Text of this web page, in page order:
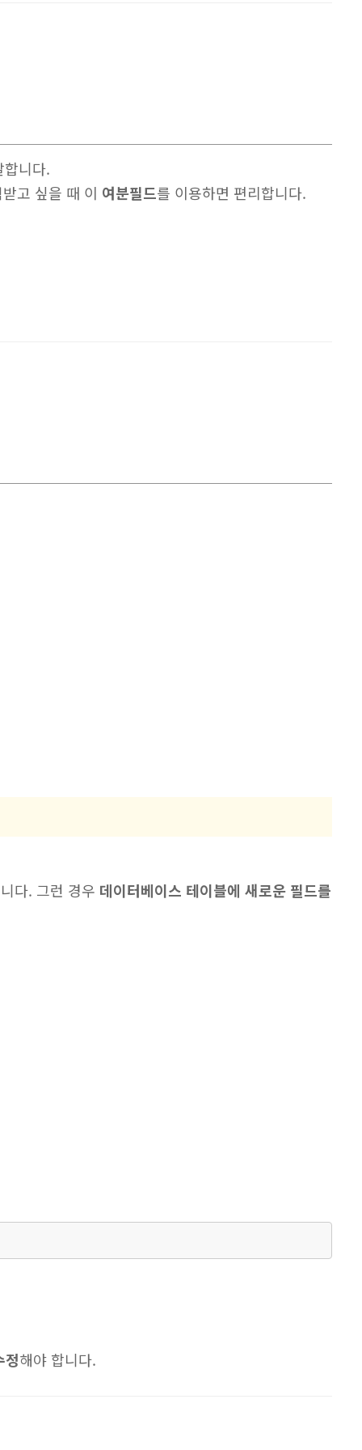
니다.
고 싶을 때 이 여분필드를 이용하면 편리합니다.
다. 그런 경우 데이터베이스 테이블에 새로운 필드를
정해야 합니다.